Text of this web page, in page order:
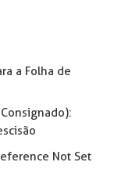
a Folha de
Not Set